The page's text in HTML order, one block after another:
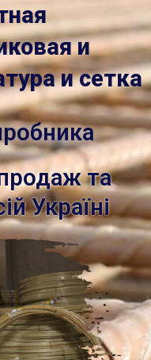
и
и сетка
та
Україні